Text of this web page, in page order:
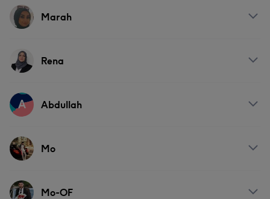
Marah
ServicesRena
Services
A Abdullah
ServicesMo
ServicesMo-OF